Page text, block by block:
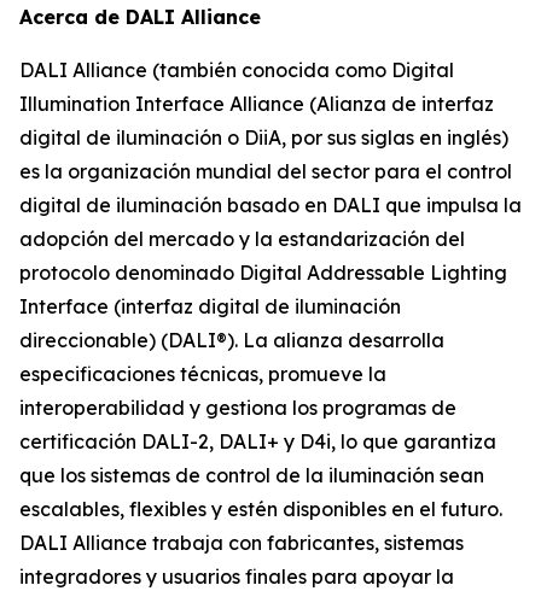
Acerca de DALI Alliance
DALI Alliance (también conocida como Digital
Illumination Interface Alliance (Alianza de interfaz
digital de iluminación o DiiA, por sus siglas en inglés)
es la organización mundial del sector para el control
digital de iluminación basado en DALI que impulsa la
adopción del mercado y la estandarización del
protocolo denominado Digital Addressable Lighting
Interface (interfaz digital de iluminación
direccionable) (DALI®). La alianza desarrolla
especificaciones técnicas, promueve la
interoperabilidad y gestiona los programas de
certificación DALI-2, DALI+ y D4i, lo que garantiza
que los sistemas de control de la iluminación sean
escalables, flexibles y estén disponibles en el futuro.
DALI Alliance trabaja con fabricantes, sistemas
integradores y usuarios finales para apoyar la